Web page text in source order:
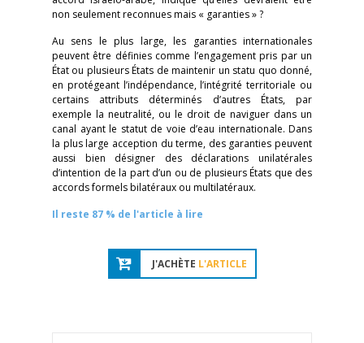
non seulement reconnues mais « garanties » ?
Au sens le plus large, les garanties internationales
peuvent être définies comme l’engagement pris par un
État ou plusieurs États de maintenir un statu quo donné,
en protégeant l’indépendance, l’intégrité territoriale ou
certains attributs déterminés d’autres États, par
exemple la neutralité, ou le droit de naviguer dans un
canal ayant le statut de voie d’eau internationale. Dans
la plus large acception du terme, des garanties peuvent
aussi bien désigner des déclarations unilatérales
d’intention de la part d’un ou de plusieurs États que des
accords formels bilatéraux ou multilatéraux.
Il reste 87 % de l'article à lire
J'ACHÈTE L'ARTICLE